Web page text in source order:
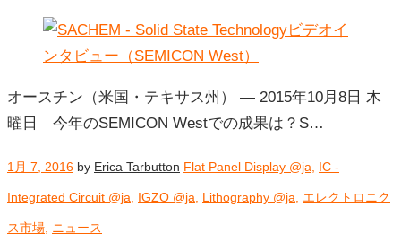
オースチン（米国・テキサス州） ― 2015年10月8日 木
曜日 今年のSEMICON Westでの成果は？S…
1月 7, 2016 by Erica Tarbutton Flat Panel Display @ja, IC -
Integrated Circuit @ja, IGZO @ja, Lithography @ja, エレクトロニク
ス市場, ニュース